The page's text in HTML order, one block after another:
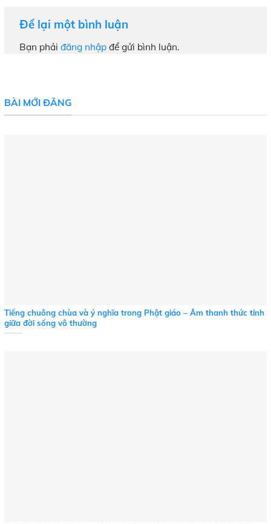
Để lại một bình luận
Bạn phải đăng nhập để gửi bình luận.
BÀI MỚI ĐĂNG
Tiếng chuông chùa và ý nghĩa trong Phật giáo – Âm thanh thức tỉnh
giữa đời sống vô thường